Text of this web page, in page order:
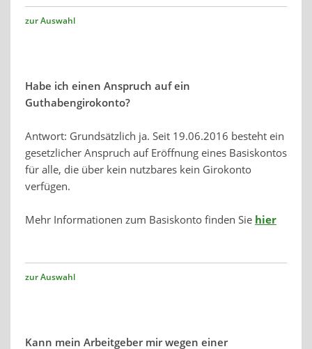
zur Auswahl
Habe ich einen Anspruch auf ein
Guthabengirokonto?
Antwort: Grundsätzlich ja. Seit 19.06.2016 besteht ein
gesetzlicher Anspruch auf Eröffnung eines Basiskontos
für alle, die über kein nutzbares kein Girokonto
verfügen.
Mehr Informationen zum Basiskonto finden Sie hier
zur Auswahl
Kann mein Arbeitgeber mir wegen einer